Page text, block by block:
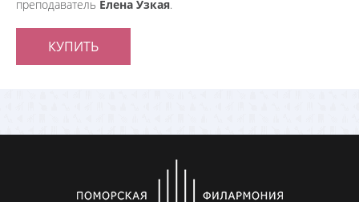
преподаватель Елена Узкая.
КУПИТЬ